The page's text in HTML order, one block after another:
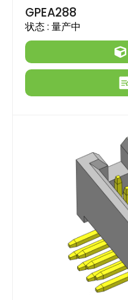
GPEA288
状态 : 量产中